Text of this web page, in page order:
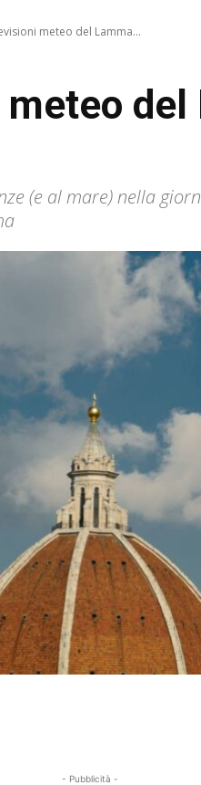
meteo del Lamma...
(e al mare) nella
- Pubblicità -